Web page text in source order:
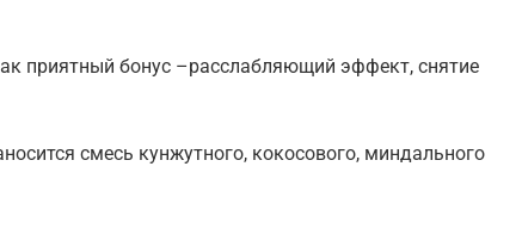
приятный бонус –расслабляющий эффект, снятие
смесь кунжутного, кокосового, миндального